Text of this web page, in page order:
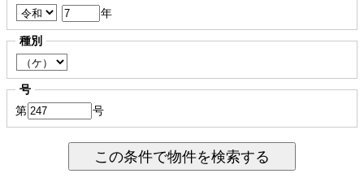
年
種別
号
第
号
この条件で物件を検索する